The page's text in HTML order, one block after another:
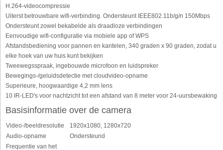
H.264-videocompressie
Uiterst betrouwbare wifi-verbinding. Ondersteunt IEEE802.11b/g/n 150Mbps
Ondersteunt zowel bekabelde als draadloze verbindingen
Eenvoudige wifi-configuratie via mobiele app of WPS
Afstandsbediening voor pannen en kantelen, 340 graden x 90 graden, zodat u
elke hoek van uw huis kunt bekijken
Tweewegsspraak, ingebouwde microfoon en luidspreker
Bewegings-/geluidsdetectie met cloudvideo-opname
Superieure, hoogwaardige 4,2 mm lens
10 IR-LED's voor nachtzicht tot een afstand van 8 meter voor 24-uursbewaking
Basisinformatie over de camera
Video-/beeldresolutie
1920x1080, 1280x720
Audio-opname
Ondersteund
Frequentie van het